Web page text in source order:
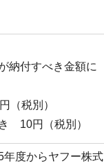
付すべき金額に
税別）
10円（税別）
年度からヤフー株式